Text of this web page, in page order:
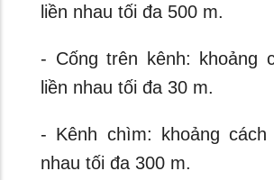
liền nhau tối đa 500 m.
- Cống trên kênh: khoảng
liền nhau tối đa 30 m.
- Kênh chìm: khoảng cách
nhau tối đa 300 m.